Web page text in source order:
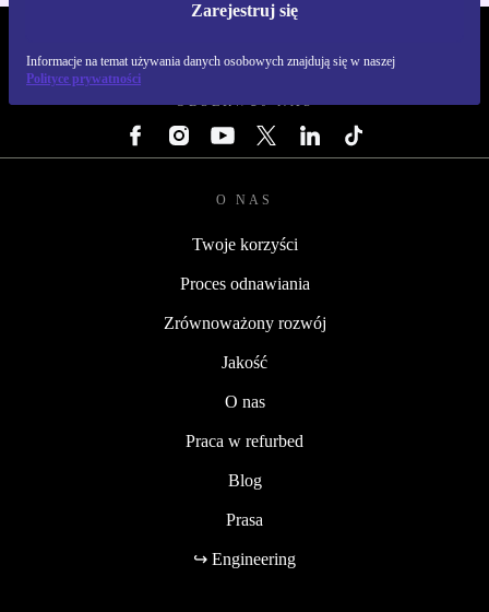
Zarejestruj się
Informacje na temat używania danych osobowych znajdują się w naszej
Polityce prywatności
OBSERWUJ NAS
O NAS
Twoje korzyści
Proces odnawiania
Zrównoważony rozwój
Jakość
O nas
Praca w refurbed
Blog
Prasa
↪ Engineering